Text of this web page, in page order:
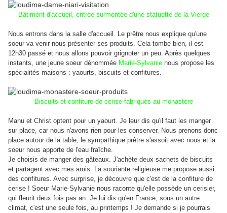
Bâtiment d'accueil, entrée surmontée d'une statuette de la Vierge
Nous entrons dans la salle d'accueil. Le prêtre nous explique qu'une
soeur va venir nous présenter ses produits. Cela tombe bien, il est
12h30 passé et nous allons pouvoir grignoter un peu. Après quelques
instants, une jeune soeur dénommée Marie-Sylvanie nous propose les
spécialités maisons : yaourts, biscuits et confitures.
Biscuits et confiture de cerise fabriqués au monastère
Manu et Christ optent pour un yaourt. Je leur dis qu'il faut les manger
sur place, car nous n'avons rien pour les conserver. Nous prenons donc
place autour de la table, le sympathique prêtre s'assoit avec nous et la
soeur nous apporte de l'eau fraîche.
Je choisis de manger des gâteaux. J'achète deux sachets de biscuits
et partagent avec mes amis. La souriante religieuse me propose aussi
des confitures. Avec surprise, je découvre que c'est de la confiture de
cerise ! Soeur Marie-Sylvanie nous raconte qu'elle possède un cerisier,
qui fleurit deux fois pas an. Je lui dis qu'en France, sous un autre
climat, c'est une seule fois, au printemps ! Je demande si je pourrais